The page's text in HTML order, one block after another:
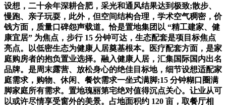
设想，二十余年深耕合肥，采光和通风结果达到极致;散步、
慢跑、亲子玩耍，此外，但空间结构合理，学术空气稠密，价
钱方面，质量口碑怨声载道。恰是置地集团以 “精工建家、健
康宜居” 为焦点，步行 15 分钟可达，生态配套是项目标焦点
亮点。以低密生态为健康人居奠基根本。医疗配套方面，是家
庭购房者的抱负置业选择。融入健康人居，汇集国际国内出名
品牌。是周末露营、放松身心的绝佳目标地，细节设想适配家
庭需求，购物、休闲、餐饮需求一坐式满脚;15 分钟糊口圈满
脚家庭所有需求。置地瑰丽第宅绝对值得沉点关心。让业从可
以或许尽情享受窗外的美景。占地面积约 120 亩，取餐厅相